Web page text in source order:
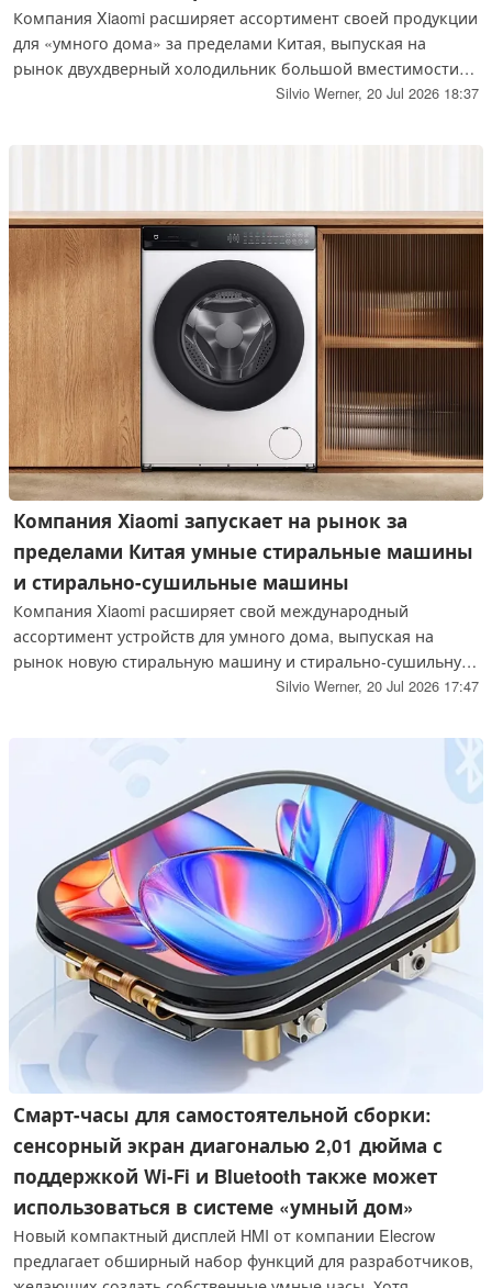
Компания Xiaomi расширяет ассортимент своей продукции
для «умного дома» за пределами Китая, выпуская на
рынок двухдверный холодильник большой вместимости с
поддержкой мобильного приложения и двойным
льдогенератором, в ней отсутствует внешний дозатор
Silvio Werner, 20 Jul 2026 18:37
Компания Xiaomi запускает на рынок за
пределами Китая умные стиральные машины
и стирально-сушильные машины
Компания Xiaomi расширяет свой международный
ассортимент устройств для умного дома, выпуская на
рынок новую стиральную машину и стирально-сушильную
машину. Оба прибора поддерживают интеграцию с
Silvio Werner, 20 Jul 2026 17:47
Смарт-часы для самостоятельной сборки:
сенсорный экран диагональю 2,01 дюйма с
поддержкой Wi-Fi и Bluetooth также может
использоваться в системе «умный дом»
Новый компактный дисплей HMI от компании Elecrow
предлагает обширный набор функций для разработчиков,